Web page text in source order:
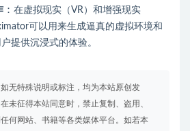
： 在虚拟现实（VR）和增强现实
可以用来生成逼真的虚拟环境和
提供沉浸式的体验。
无特殊说明或标注，均为本站原创发
未征得本站同意时，禁止复制、盗用、
何网站、书籍等各类媒体平台。如若本